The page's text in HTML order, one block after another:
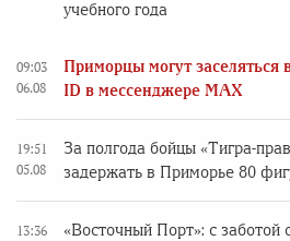
учебного года
09:03
06.08
Приморцы могут заселяться
ID в мессенджере MAX
19:51
05.08
За полгода бойцы «Тигра-
задержать в Приморье 80
13:36
«Восточный Порт»: с заботой